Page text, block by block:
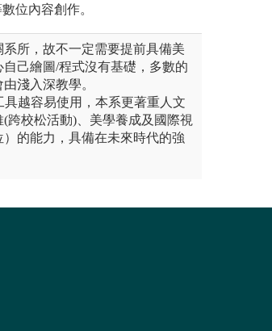
位內容創作。
所，故不一定需要提前具備美
己繪圖/程式沒有基礎，多數的
淺入深教學。
越容易使用，本系更著重人文
跨校松活動)、美學養成及國際視
的能力，具備在未來時代的強